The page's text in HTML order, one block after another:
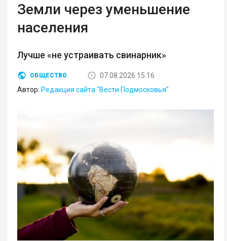
Земли через уменьшение
населения
Лучше «не устраивать свинарник»
ОБЩЕСТВО
07.08.2026 15:16
Автор: Редакция сайта "Вести Подмосковья"